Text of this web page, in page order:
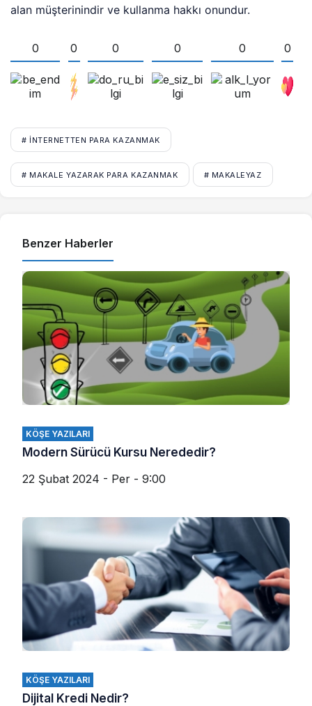
alan müşterinindir ve kullanma hakkı onundur.
0 0 0 0 0 0
# INTERNETTEN PARA KAZANMAK
# MAKALE YAZARAK PARA KAZANMAK # MAKALEYAZ
Benzer Haberler
KÖŞE YAZILARI
Modern Sürücü Kursu Nerededir?
22 Şubat 2024 - Per - 9:00
KÖŞE YAZILARI
Dijital Kredi Nedir?